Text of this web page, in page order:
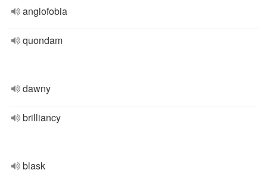
anglofobia
quondam
dawny
brilliancy
blask